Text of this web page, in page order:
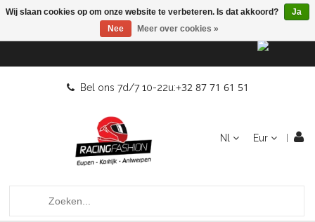
Bel ons 7d/7 10-22u:+32 87 71 61 51
Nl Eur
Wij slaan cookies op om onze website te verbeteren. Is dat akkoord?
Ja
Nee
Meer over cookies »